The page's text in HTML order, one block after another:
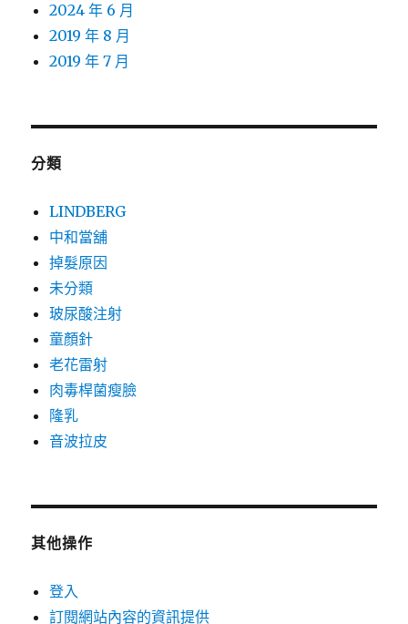
2024 年 6 月
2019 年 8 月
2019 年 7 月
分類
LINDBERG
中和當舖
掉髮原因
未分類
玻尿酸注射
童顏針
老花雷射
肉毒桿菌瘦臉
隆乳
音波拉皮
其他操作
登入
訂閱網站內容的資訊提供